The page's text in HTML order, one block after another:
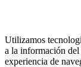
Utilizamos
a la información
experiencia de